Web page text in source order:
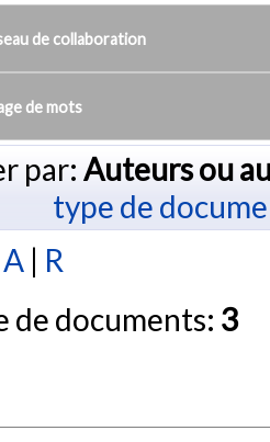
de collaboration
de mots
par: Auteurs ou
type de
A | R
de documents: 3